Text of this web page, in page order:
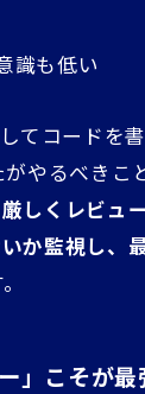
識も低い
てコードを
やるべきこ
しくレビュ
か監視し、
」こそが